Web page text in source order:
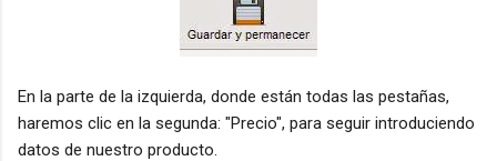
En la parte de la izquierda, donde están todas las pestañas,
haremos clic en la segunda: "Precio", para seguir introduciendo
datos de nuestro producto.